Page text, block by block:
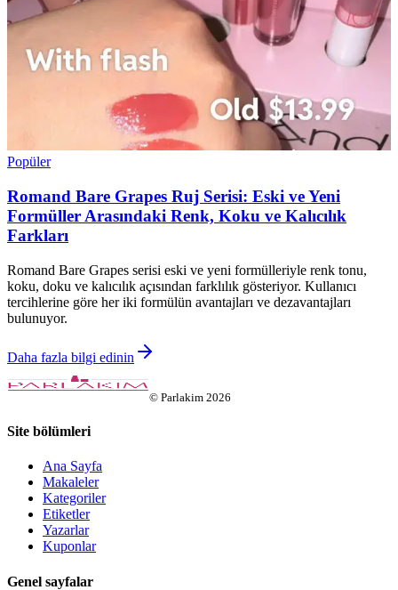
Popüler
Romand Bare Grapes Ruj Serisi: Eski ve Yeni
Formüller Arasındaki Renk, Koku ve Kalıcılık
Farkları
Romand Bare Grapes serisi eski ve yeni formülleriyle renk tonu,
koku, doku ve kalıcılık açısından farklılık gösteriyor. Kullanıcı
tercihlerine göre her iki formülün avantajları ve dezavantajları
bulunuyor.
Daha fazla bilgi edinin
© Parlakim 2026
Site bölümleri
Ana Sayfa
Makaleler
Kategoriler
Etiketler
Yazarlar
Kuponlar
Genel sayfalar